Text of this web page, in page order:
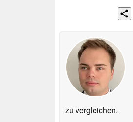
zu vergleichen.